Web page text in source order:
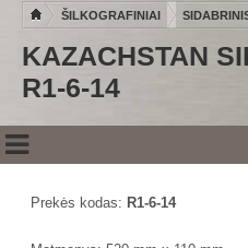
ŠILKOGRAFINIAI
KAZACHSTAN
R1-6-14
Prekės kodas: R1-6-14